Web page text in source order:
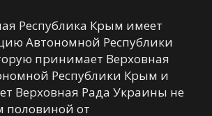
Республика Крым имеет
Автономной Республики
принимает Верховная
Республики Крым и
Верховная Рада Украины не
половиной от